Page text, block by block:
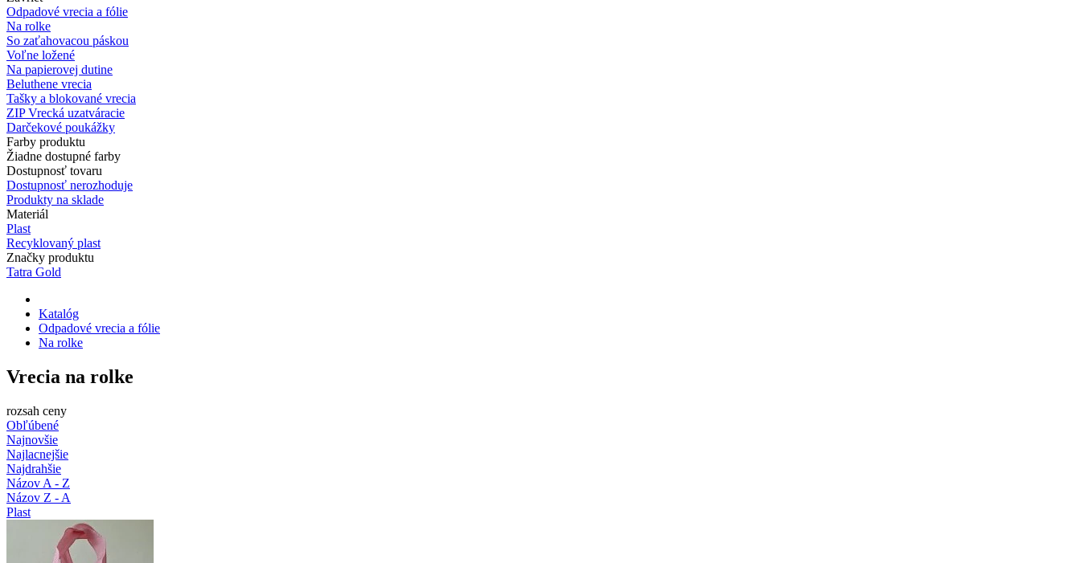
Odpadové vrecia a fólie
Na rolke
So zaťahovacou páskou
Voľne ložené
Na papierovej dutine
Beluthene vrecia
Tašky a blokované vrecia
ZIP Vrecká uzatváracie
Darčekové poukážky
Farby produktu
Žiadne dostupné farby
Dostupnosť tovaru
Dostupnosť nerozhoduje
Produkty na sklade
Materiál
Plast
Recyklovaný plast
Značky produktu
Tatra Gold
Katalóg
Odpadové vrecia a fólie
Na rolke
Vrecia na rolke
rozsah ceny
Obľúbené
Najnovšie
Najlacnejšie
Najdrahšie
Názov A - Z
Názov Z - A
Plast